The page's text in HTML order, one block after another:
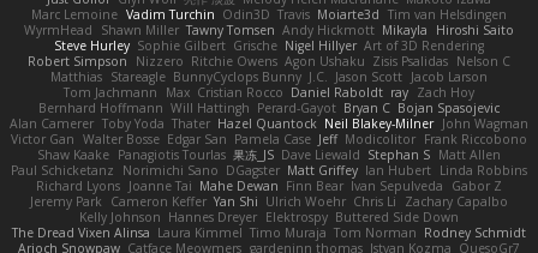
Marc Lemoine Vadim Turchin Odin3D Travis Moiarte3d Tim van Helsdingen
WyrmHead
Shawn Miller Tawny Tomsen Andy Hickmott Mikayla
Hiroshi Saito
Steve Hurley Sophie Gilbert Grische Nigel Hillyer Art of 3D Rendering
Robert Simpson
Nizzero Ritchie Owens Agon Ushaku Zisis Psalidas Nelson C
Matthias Stareagle BunnyCyclops Bunny J.C. Jason Scott Jacob Larson
Tom Jachmann
Max Cristian Rocco Daniel Raboldt ray Zach Hoy
Bernhard Hoffmann Will Hattingh Perard-Gayot Bryan C Bojan Spasojevic
Alan Camerer Toby Yoda Thater Hazel Quantock Neil Blakey-Milner John Wagman
Victor Gan Walter Bosse Edgar San Pamela Case Jeff Modicolitor Frank Riccobono
Shaw Kaake Panagiotis Tourlas 果冻_JS Dave Liewald Stephan S Matt Allen
Paul Schicketanz
Norimichi Sano DGagster Matt Griffey Ian Hubert Linda Robbins
Richard Lyons Joanne Tai Mahe Dewan Finn Bear Ivan Sepulveda
Gabor Z
Jeremy Park
Cameron Keffer Yan Shi Ulrich Woehr Chris Li
Zachary Capalbo
Kelly Johnson Hannes Dreyer Elektrospy Buttered Side Down
The Dread Vixen Alinsa Laura Kimmel Timo Muraja Tom Norman Rodney Schmidt
Arioch Snowpaw Catface Meowmers gardeninn thomas Istvan Kozma QuesoGr7